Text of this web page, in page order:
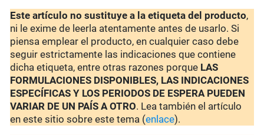
Este artículo no sustituye a la etiqueta del producto,
ni le exime de leerla atentamente antes de usarlo. Si
piensa emplear el producto, en cualquier caso debe
seguir estrictamente las indicaciones que contiene
dicha etiqueta, entre otras razones porque LAS
FORMULACIONES DISPONIBLES, LAS INDICACIONES
ESPECÍFICAS Y LOS PERIODOS DE ESPERA PUEDEN
VARIAR DE UN PAÍS A OTRO. Lea también el artículo
en este sitio sobre este tema (enlace).